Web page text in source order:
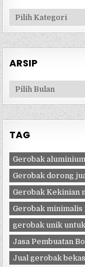
Kategori
ARSIP
Arsip
TAG
Gerobak
Gerobak dorong
Gerobak Kekinian
Gerobak
gerobak unik
Jasa Pembuatan
Jual gerobak